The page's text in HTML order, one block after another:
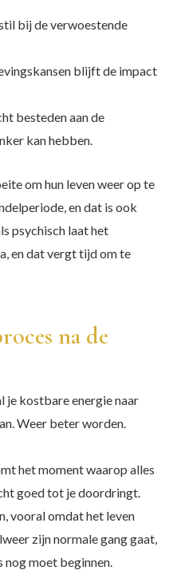
bij de verwoestende
blijft de impact
besteden aan de
kan hebben.
om hun leven weer op te
en dat is ook
psychisch laat het
en dat vergt tijd om te
na de
je kostbare energie naar
Weer beter worden.
het moment waarop alles
goed tot je doordringt.
vooral omdat het leven
zijn normale gang gaat,
moet beginnen.